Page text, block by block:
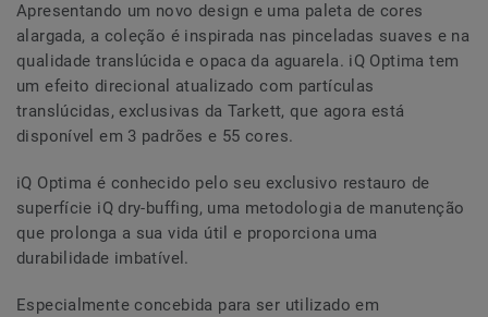
Apresentando um novo design e uma paleta de cores
alargada, a coleção é inspirada nas pinceladas suaves e na
qualidade translúcida e opaca da aguarela. iQ Optima tem
um efeito direcional atualizado com partículas
translúcidas, exclusivas da Tarkett, que agora está
disponível em 3 padrões e 55 cores.
iQ Optima é conhecido pelo seu exclusivo restauro de
superfície iQ dry-buffing, uma metodologia de manutenção
que prolonga a sua vida útil e proporciona uma
durabilidade imbatível.
Especialmente concebida para ser utilizado em